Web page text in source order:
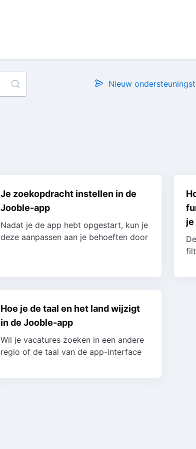
Nieuw
Je zoekopdracht instellen in de
Jooble-app
Nadat je de app hebt opgestart, kun je
deze aanpassen aan je behoeften door
je
Hoe je de taal en het land wijzigt
in de Jooble-app
Wil je vacatures zoeken in een andere
regio of de taal van de app-interface
eenvoudig rechtstreeks vanuit de app